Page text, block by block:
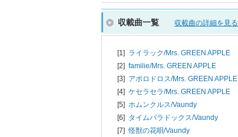
収載曲一覧 収載曲の詳細を見る
[1] ライラック/Mrs. GREEN APPLE
[2] familie/Mrs. GREEN APPLE
[3] アポロドロス/Mrs. GREEN APPLE
[4] ケセラセラ/Mrs. GREEN APPLE
[5] ホムンクルス/Vaundy
[6] タイムパラドックス/Vaundy
[7]怪獣の花唄/Vaundy